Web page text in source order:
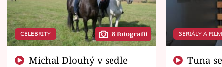
CELEBRITY 8 fotografií SERIÁLY A